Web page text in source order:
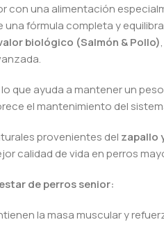
con una alimentación
una fórmula completa y
biológico (Salmón & Pollo)
lo que ayuda a mantener un
el mantenimiento del
provenientes del zapallo
calidad de vida en perros
de perros senior:
la masa muscular y